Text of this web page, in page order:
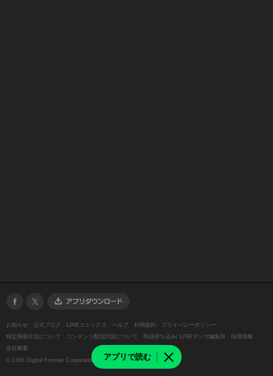
アプリで読む
お知らせ 公式ブログ LINEコミックス ヘルプ 利用規約
プライバシーポリシー
特定商取引法について
コンテンツ配信許諾について 作品持ち込み/ LINEマンガ編集部
採用情報
会社概要
© LINE Digital Frontier Corporation